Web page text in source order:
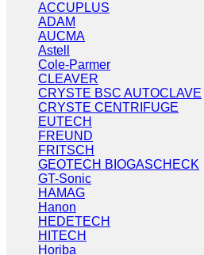
ACCUPLUS
ADAM
AUCMA
Astell
Cole-Parmer
CLEAVER
CRYSTE BSC AUTOCLAVE
CRYSTE CENTRIFUGE
EUTECH
FREUND
FRITSCH
GEOTECH BIOGASCHECK
GT-Sonic
HAMAG
Hanon
HEDETECH
HITECH
Horiba